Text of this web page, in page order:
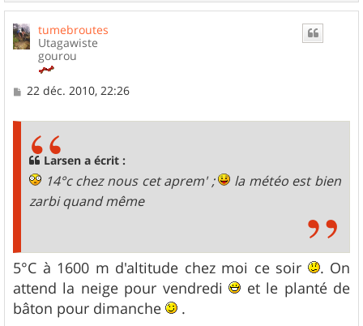
a
u
tumebroutes
Utagawiste
gourou
M
22 déc. 2010, 22:26
Larsen a écrit :
14°c chez nous cet aprem' ;
la météo est bien
zarbi quand même
5°C à 1600 m d'altitude chez moi ce soir
. On
attend la neige pour vendredi
et le planté de
bâton pour dimanche
.